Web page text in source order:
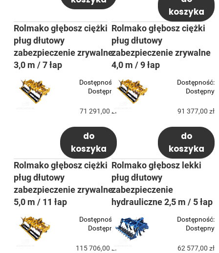
koszyka
Rolmako głębosz ciężki
pług dłutowy
zabezpieczenie zrywalne
3,0 m / 7 łap
Dostępność:
Dostępny
71 291,00 zł
do
koszyka
Rolmako głębosz ciężki
pług dłutowy
zabezpieczenie zrywalne
4,0 m / 9 łap
Dostępność:
Dostępny
91 377,00 zł
do
koszyka
Rolmako głębosz ciężki
pług dłutowy
zabezpieczenie zrywalne
5,0 m / 11 łap
Dostępność:
Dostępny
115 706,00 zł
Rolmako głębosz lekki
pług dłutowy
zabezpieczenie
hydrauliczne 2,5 m / 5 łap
Dostępność:
Dostępny
62 577,00 zł